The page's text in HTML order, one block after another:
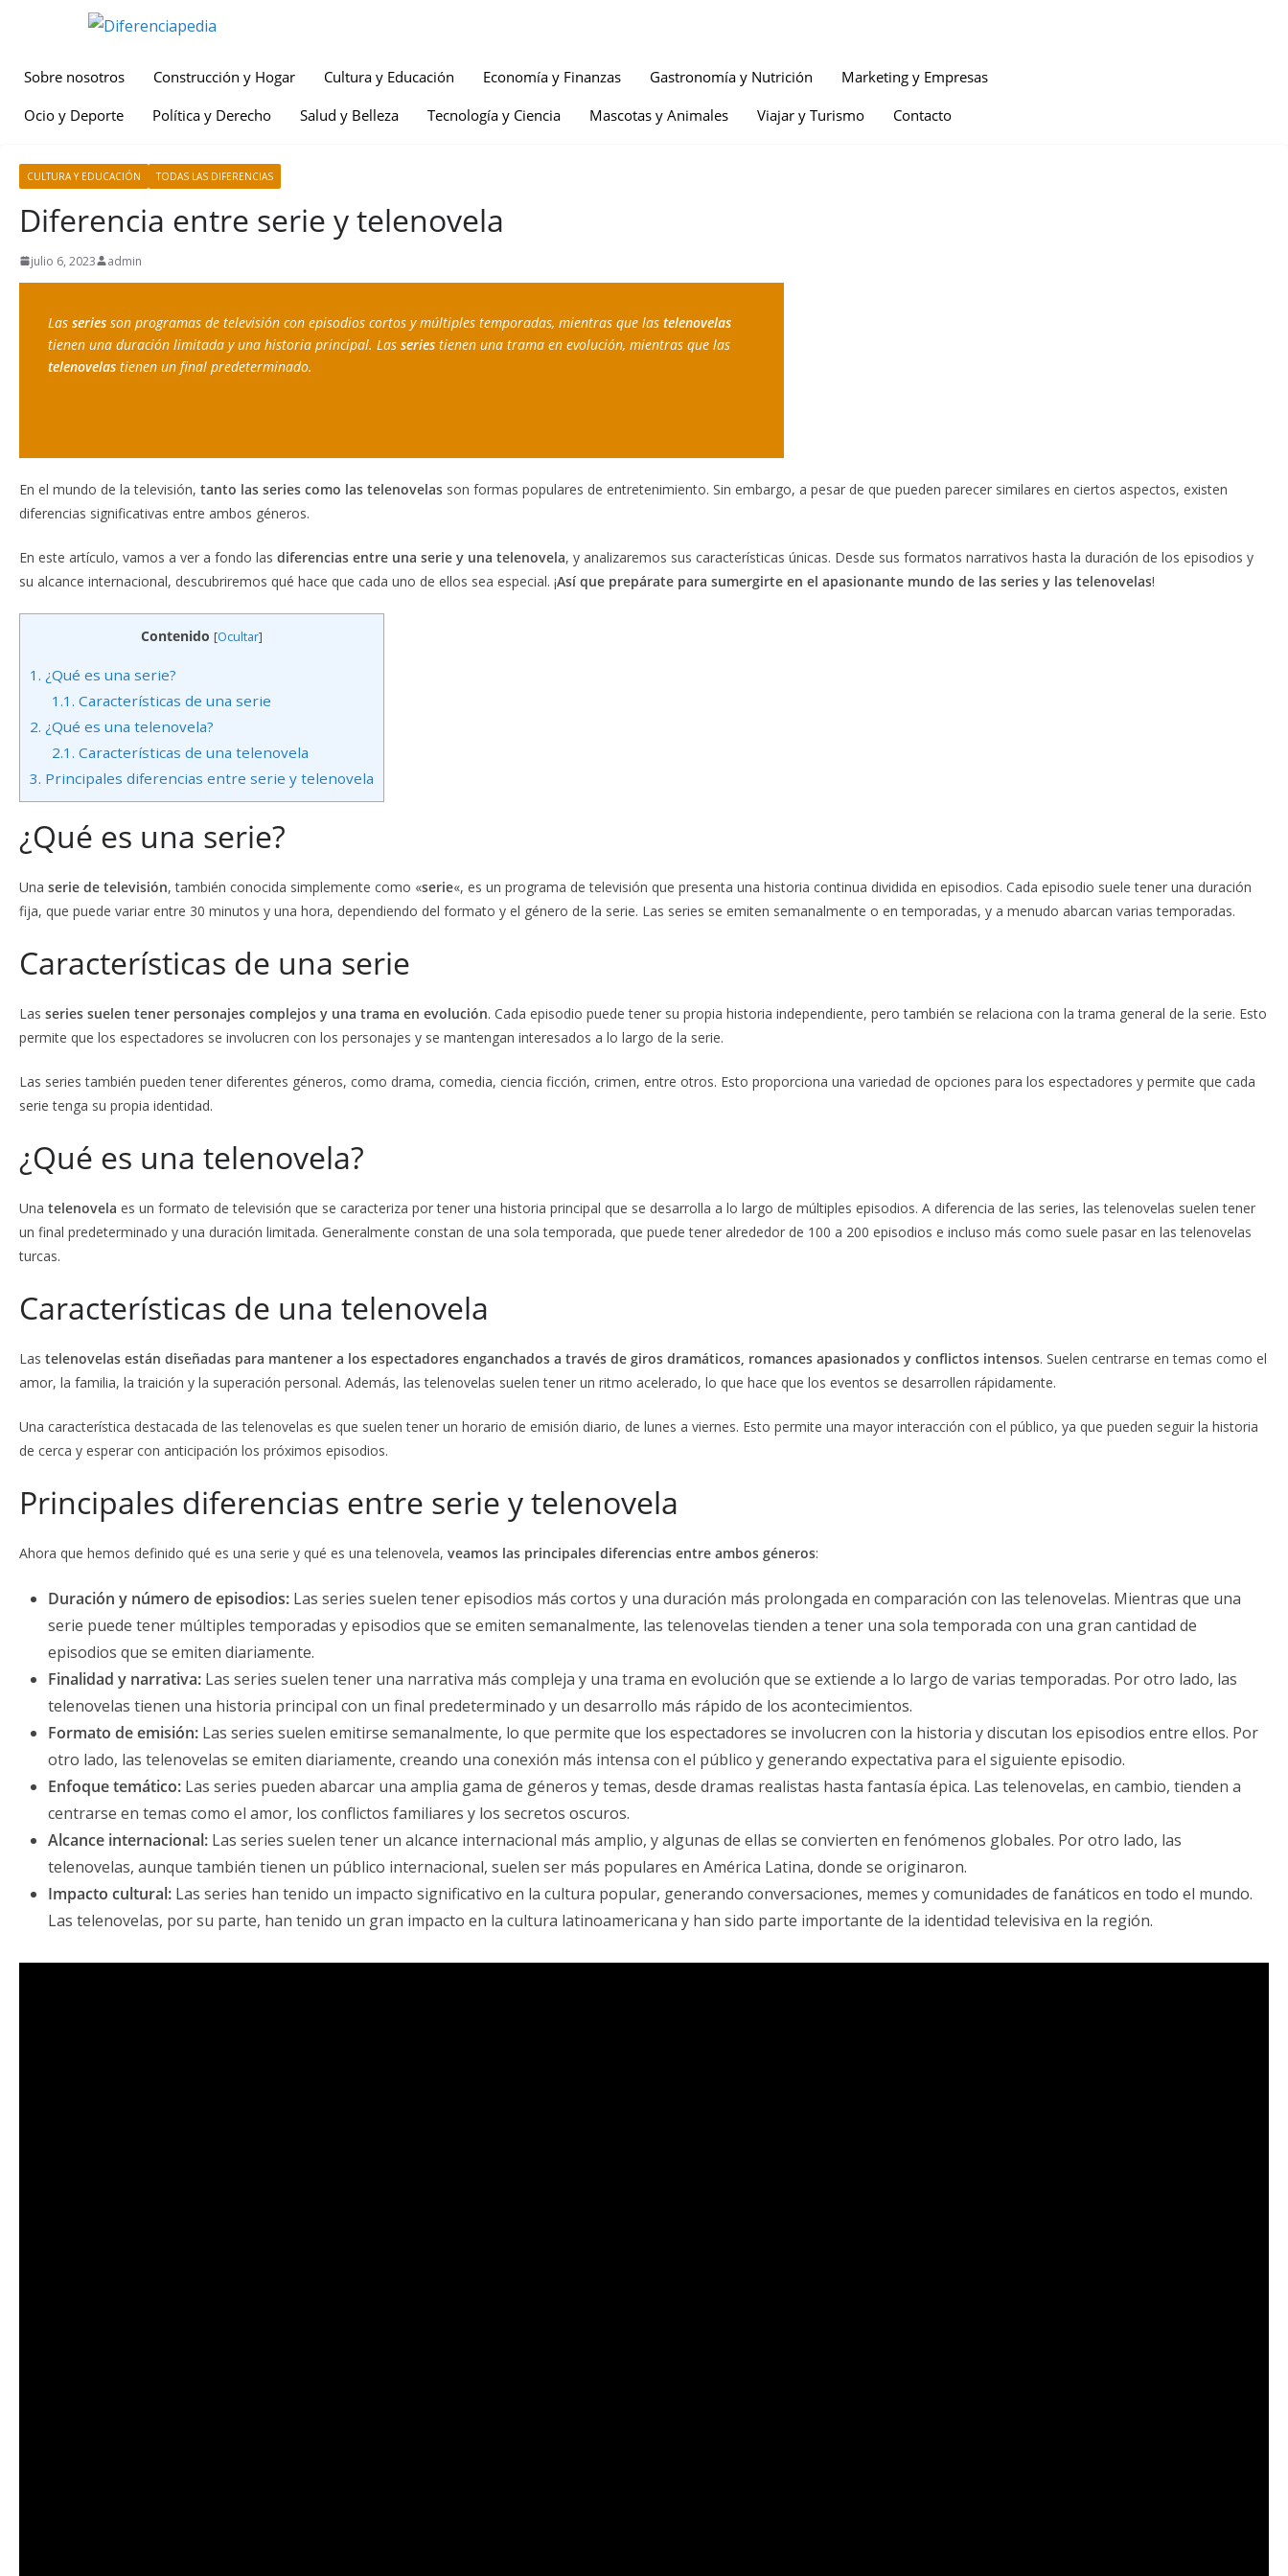
Sobre nosotros Construcción y Hogar Cultura y Educación Economía y Finanzas Gastronomía y Nutrición
Marketing y Empresas
Ocio y Deporte
Política y Derecho Salud y Belleza Tecnología y Ciencia Mascotas y Animales Viajar y Turismo Contacto
CULTURA Y EDUCACIÓN TODAS LAS DIFERENCIAS
Diferencia entre serie y telenovela
julio 6, 2023 admin
Las series son programas de televisión con episodios cortos y múltiples temporadas, mientras que las
tienen una duración limitada y una historia principal. Las series
telenovelas tienen un final predeterminado.
En el mundo de la televisión, tanto las series como las telenovelas son formas populares de entretenimiento. Sin embargo, a pesar de que pueden parecer similares en ciertos aspectos, existen
diferencias significativas entre ambos géneros.
En este artículo, vamos a ver a fondo las diferencias entre una serie y una telenovela, y analizaremos sus características únicas. Desde sus formatos narrativos hasta la duración de los episodios y
su alcance internacional, descubriremos qué hace que cada uno de ellos sea especial. ¡Así que prepárate para sumergirte en el apasionante mundo de las series y las telenovelas!
Contenido [Ocultar]
1. ¿Qué es una serie?
1.1. Características de una serie
2. ¿Qué es una telenovela?
2.1. Características de una telenovela
3. Principales diferencias entre serie y telenovela
¿Qué es una serie?
Una serie de televisión, también conocida simplemente como «serie«, es un programa de televisión que presenta una historia continua dividida en episodios. Cada episodio suele tener una duración
fija, que puede variar entre 30 minutos y una hora, dependiendo del formato y el género de la serie. Las series se emiten semanalmente o en temporadas, y a menudo abarcan varias temporadas.
Características de una serie
Las series suelen tener personajes complejos y una trama en evolución. Cada episodio puede tener su propia historia independiente, pero también se relaciona con la trama general de la serie. Esto
permite que los espectadores se involucren con los personajes y se mantengan interesados a lo largo de la serie.
Las series también pueden tener diferentes géneros, como drama, comedia, ciencia ficción, crimen, entre otros. Esto proporciona una variedad de opciones para los espectadores y permite que cada
serie tenga su propia identidad.
¿Qué es una telenovela?
Una telenovela es un formato de televisión que se caracteriza por tener una historia principal que se desarrolla a lo largo de múltiples episodios. A diferencia de las series, las telenovelas suelen tener
un final predeterminado y una duración limitada. Generalmente constan de una sola temporada, que puede tener alrededor de 100 a 200 episodios e incluso más como suele pasar en las telenovelas
turcas.
Características de una telenovela
Las telenovelas están diseñadas para mantener a los espectadores enganchados a través de giros dramáticos, romances apasionados y conflictos intensos. Suelen centrarse en temas como el
amor, la familia, la traición y la superación personal. Además, las telenovelas suelen tener un ritmo acelerado, lo que hace que los eventos se desarrollen rápidamente.
Una característica destacada de las telenovelas es que suelen tener un horario de emisión diario, de lunes a viernes. Esto permite una mayor interacción con el público, ya que pueden seguir la historia
de cerca y esperar con anticipación los próximos episodios.
Principales diferencias entre serie y telenovela
Ahora que hemos definido qué es una serie y qué es una telenovela, veamos las principales diferencias entre ambos géneros:
Duración y número de episodios: Las series suelen tener episodios más cortos y una duración más prolongada en comparación con las telenovelas. Mientras que una
serie puede tener múltiples temporadas y episodios que se emiten semanalmente, las telenovelas tienden a tener una sola temporada con una gran cantidad de
episodios que se emiten diariamente.
Finalidad y narrativa: Las series suelen tener una narrativa más compleja y una trama en evolución que se extiende a lo largo de varias temporadas. Por otro lado, las
telenovelas tienen una historia principal con un final predeterminado y un desarrollo más rápido de los acontecimientos.
Formato de emisión: Las series suelen emitirse semanalmente, lo que permite que los espectadores se involucren con la historia y discutan los episodios entre ellos. Por
otro lado, las telenovelas se emiten diariamente, creando una conexión más intensa con el público y generando expectativa para el siguiente episodio.
Enfoque temático: Las series pueden abarcar una amplia gama de géneros y temas, desde dramas realistas hasta fantasía épica. Las telenovelas, en cambio, tienden a
centrarse en temas como el amor, los conflictos familiares y los secretos oscuros.
Alcance internacional: Las series suelen tener un alcance internacional más amplio, y algunas de ellas se convierten en fenómenos globales. Por otro lado, las
telenovelas, aunque también tienen un público internacional, suelen ser más populares en América Latina, donde se originaron.
Impacto cultural: Las series han tenido un impacto significativo en la cultura popular, generando conversaciones, memes y comunidades de fanáticos en todo el mundo.
Las telenovelas, por su parte, han tenido un gran impacto en la cultura latinoamericana y han sido parte importante de la identidad televisiva en la región.